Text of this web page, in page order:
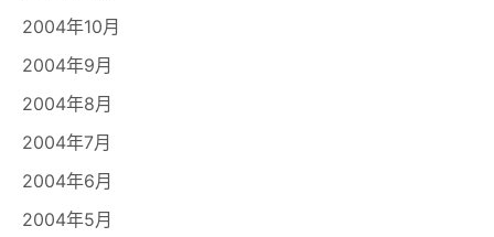
2004年10月
2004年9月
2004年8月
2004年7月
2004年6月
2004年5月